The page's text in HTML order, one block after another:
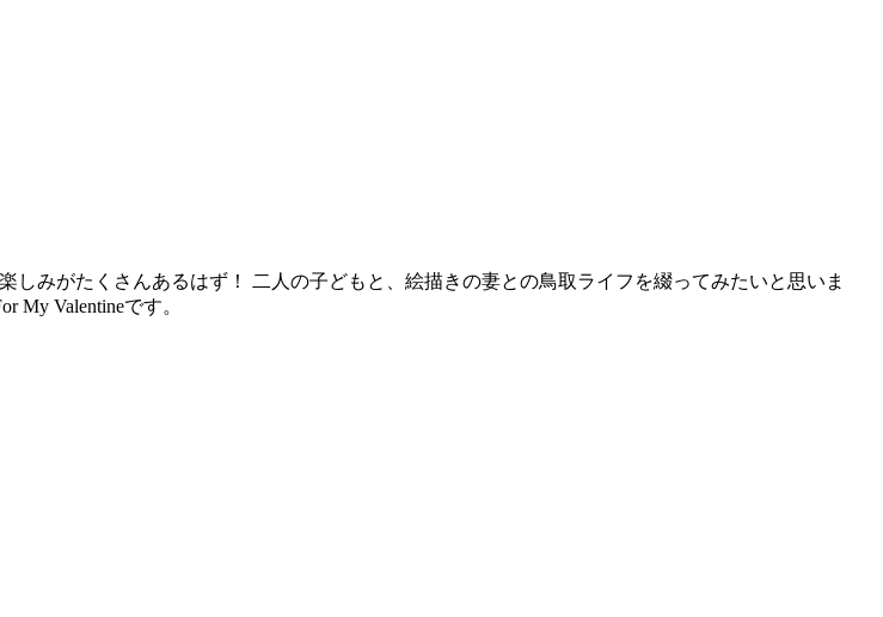
みがたくさんあるはず！ 二人の子どもと、絵描きの妻との鳥取ライフを綴ってみたいと思いま
My Valentineです。